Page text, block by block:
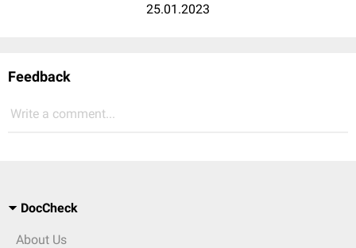
25.01.2023
Feedback
Write a comment...
DocCheck
About Us